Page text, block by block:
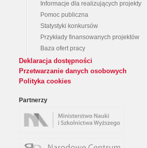
Informacje dla realizujących projekty
Pomoc publiczna
Statystyki konkursów
Przykłady finansowanych projektów
Baza ofert pracy
Deklaracja dostępności
Przetwarzanie danych osobowych
Polityka cookies
Partnerzy